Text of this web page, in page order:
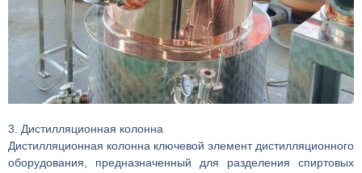
3. Дистилляционная колонна
Дистилляционная колонна ключевой элемент дистилляционного
оборудования, предназначенный для разделения спиртовых